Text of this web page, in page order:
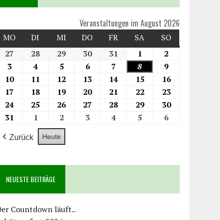
Veranstaltungen im August 2026
MO DI MI DO FR SA
SO
27
28 29 30 31 1
2
3
4 5 6 7 8
9
10
11 12 13 14 15
16
17
18 19 20 21 22
23
24
25 26 27 28 29
30
31
1 2 3 4 5 6
Zurück Heute
NEUESTE BEITRÄGE
Countdown läuft..